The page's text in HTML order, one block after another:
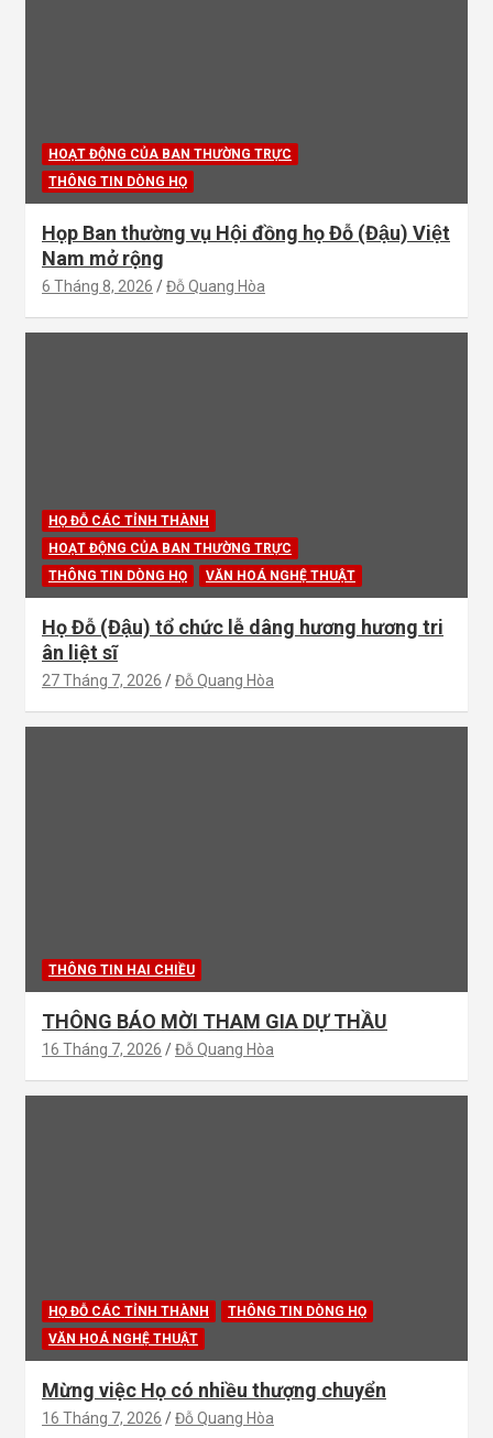
HOẠT ĐỘNG CỦA BAN THƯỜNG TRỰC
THÔNG TIN DÒNG HỌ
Họp Ban thường vụ Hội đồng họ Đỗ (Đậu) Việt
Nam mở rộng
6 Tháng 8, 2026 Đỗ Quang Hòa
HỌ ĐỖ CÁC TỈNH THÀNH
HOẠT ĐỘNG CỦA BAN THƯỜNG TRỰC
THÔNG TIN DÒNG HỌ
VĂN HOÁ NGHỆ THUẬT
Họ Đỗ (Đậu) tổ chức lễ dâng hương hương tri
ân liệt sĩ
27 Tháng 7, 2026 Đỗ Quang Hòa
THÔNG TIN HAI CHIỀU
THÔNG BÁO MỜI THAM GIA DỰ THẦU
16 Tháng 7, 2026 Đỗ Quang Hòa
HỌ ĐỖ CÁC TỈNH THÀNH
THÔNG TIN DÒNG HỌ
VĂN HOÁ NGHỆ THUẬT
Mừng việc Họ có nhiều thượng chuyển
16 Tháng 7, 2026 Đỗ Quang Hòa